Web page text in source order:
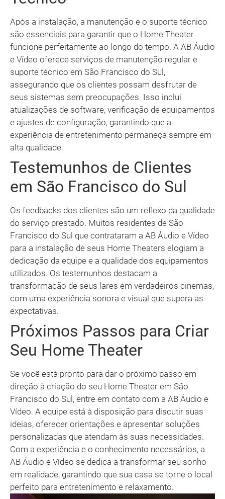
Após a instalação, a manutenção e o suporte técnico
são essenciais para garantir que o Home Theater
funcione perfeitamente ao longo do tempo. A AB Áudio
e Vídeo oferece serviços de manutenção regular e
suporte técnico em São Francisco do Sul,
assegurando que os clientes possam desfrutar de
seus sistemas sem preocupações. Isso inclui
atualizações de software, verificação de equipamentos
e ajustes de configuração, garantindo que a
experiência de entretenimento permaneça sempre em
alta qualidade.
Testemunhos de Clientes
em São Francisco do Sul
Os feedbacks dos clientes são um reflexo da qualidade
do serviço prestado. Muitos residentes de São
Francisco do Sul que contrataram a AB Áudio e Vídeo
para a instalação de seus Home Theaters elogiam a
dedicação da equipe e a qualidade dos equipamentos
utilizados. Os testemunhos destacam a
transformação de seus lares em verdadeiros cinemas,
com uma experiência sonora e visual que supera as
expectativas.
Próximos Passos para Criar
Seu Home Theater
Se você está pronto para dar o próximo passo em
direção à criação do seu Home Theater em São
Francisco do Sul, entre em contato com a AB Áudio e
Vídeo. A equipe está à disposição para discutir suas
ideias, oferecer orientações e apresentar soluções
personalizadas que atendam às suas necessidades.
Com a experiência e o conhecimento necessários, a
AB Áudio e Vídeo se dedica a transformar seu sonho
em realidade, garantindo que sua casa se torne o local
perfeito para entretenimento e relaxamento.